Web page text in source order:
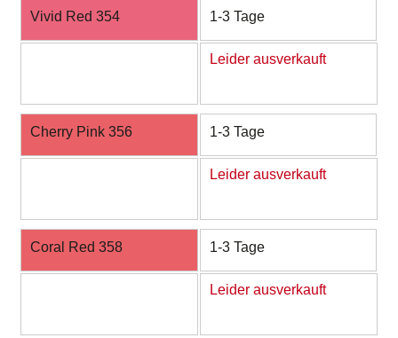
Vivid Red 354 1-3 Tage
Leider ausverkauft
Cherry Pink 356 1-3 Tage
Leider ausverkauft
Coral Red 358 1-3 Tage
Leider ausverkauft